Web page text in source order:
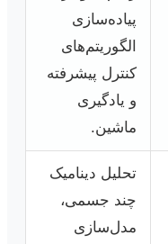
پیاده‌سازی
الگوریتم‌های
کنترل پیشرفته
و یادگیری
ماشین.
تحلیل دینامیک
چند جسمی،
مدل‌سازی